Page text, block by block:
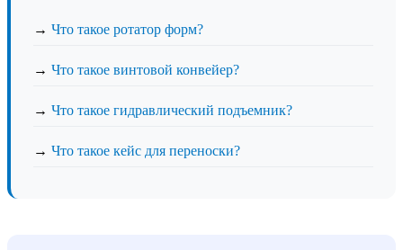
→ Что такое ротатор форм?
→ Что такое винтовой конвейер?
→ Что такое гидравлический подъемник?
→ Что такое кейс для переноски?